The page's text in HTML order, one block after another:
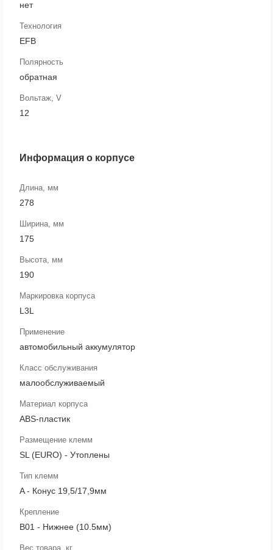
нет
Технология
EFB
Полярность
обратная
Вольтаж, V
12
Информация о корпусе
Длина, мм
278
Ширина, мм
175
Высота, мм
190
Маркировка корпуса
L3L
Применение
автомобильный аккумулятор
Класс обслуживания
малообслуживаемый
Материал корпуса
ABS-пластик
Размещение клемм
SL (EURO) - Утоплены
Тип клемм
A - Конус 19,5/17,9мм
Крепление
B01 - Нижнее (10.5мм)
Вес товара, кг